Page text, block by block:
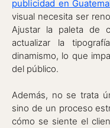
publicidad en
visual necesita ser
Ajustar la paleta de
actualizar la
dinamismo, lo que
del público.
Además, no se trata
sino de un proceso
cómo se siente el